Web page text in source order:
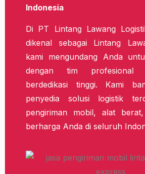
Indonesia
Di PT Lintang Lawang
dikenal sebagai Lintang
kami mengundang Anda
dengan tim profesional
berdedikasi tinggi. Kami
penyedia solusi logistik
pengiriman mobil, alat
berharga Anda di seluruh